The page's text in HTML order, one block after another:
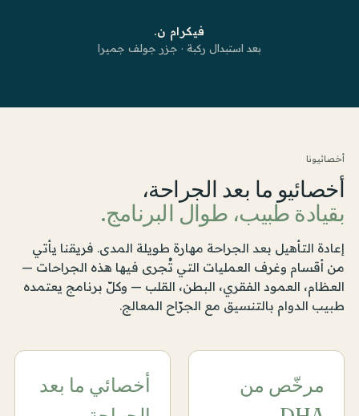
فيكرام ن.
بعد استبدال ركبة · جزر جولف جميرا
أخصائيونا
أخصائيو ما بعد الجراحة،
بقيادة طبيب، طوال البرنامج.
إعادة التأهيل بعد الجراحة مهارة طويلة المدى. فريقنا يأتي
من أقسام وغرف العمليات التي تُجرى فيها هذه الجراحات —
العظام، العمود الفقري، البطن، القلب — وكلّ برنامج يعتمده
طبيب الدوام بالتنسيق مع الجرّاح المعالج.
مرخّص من
أخصائي ما بعد